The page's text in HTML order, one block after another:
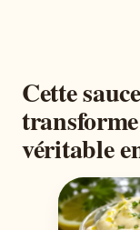
Cette
véritable